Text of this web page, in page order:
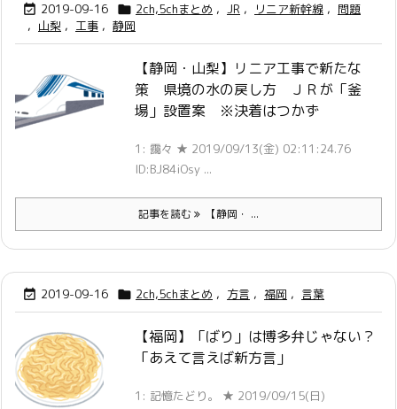
 2019-09-16  2ch,5chまとめ , JR , リニア新幹線 , 問題
, 山梨 , 工事 , 静岡
【静岡・山梨】リニア工事で新たな
策 県境の水の戻し方 ＪＲが「釜
場」設置案 ※決着はつかず
1: 靄々 ★ 2019/09/13(金) 02:11:24.76
ID:BJ84iOsy ...
記事を読む 【静岡・ ...
 2019-09-16  2ch,5chまとめ , 方言 , 福岡 , 言葉
【福岡】「ばり」は博多弁じゃない？
「あえて言えば新方言」
1: 記憶たどり。 ★ 2019/09/15(日)